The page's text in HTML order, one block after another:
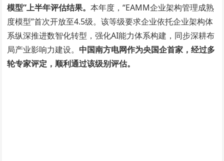
模型”上半年评估结果。本年度，“EAMM企业架构管理成熟
度模型”首次开放至4.5级。该等级要求企业依托企业架构体
系纵深推进数智化转型，强化AI能力体系构建，同步深耕布
局产业影响力建设。 中国南方电网作为央国企首家，经过多
轮专家评定，顺利通过该级别评估。